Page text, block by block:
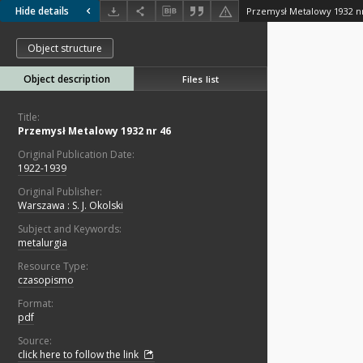
Hide details Przemysł Metalowy 1932
Object structure
Object description Files list
Title:
Przemysł Metalowy 1932 nr 46
Original Publication Date:
1922-1939
Original Publisher:
Warszawa : S. J. Okolski
Subject and Keywords:
metalurgia
Resource Type:
czasopismo
Format:
pdf
Source:
click here to follow the link